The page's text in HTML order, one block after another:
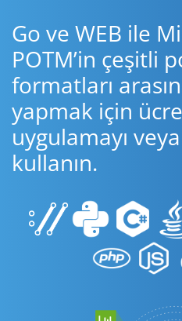
Go ve WEB ile
POTM’in çeşitli
formatları
yapmak için
uygulamayı veya
kullanın.